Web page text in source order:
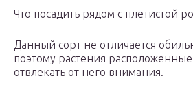
Что посадить рядом с плетистой
Данный сорт не отличается
поэтому растения
отвлекать от него внимания.